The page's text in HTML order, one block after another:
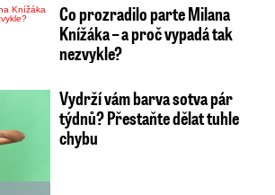
Co prozradilo parte Milana
Knížáka – a proč vypadá tak
nezvykle?
Vydrží vám barva sotva pár
týdnů? Přestaňte dělat tuhle
chybu